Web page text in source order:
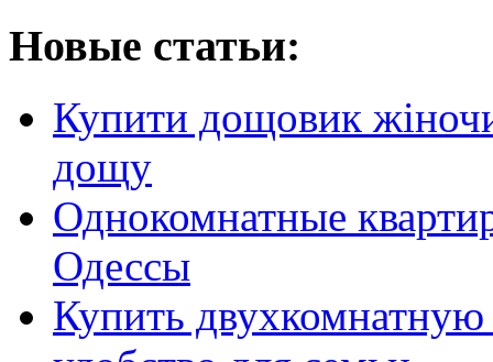
Новые статьи:
Купити дощовик
дощу
Однокомнатные
Одессы
Купить